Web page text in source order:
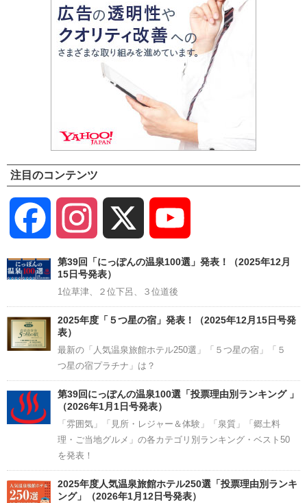
注目のコンテンツ
Facebook Instagram
Channel
第39回「にっぽんの温泉100選」発表！（2025年12月
15日号発表）
1位草津、２位下呂、３位道後
2025年度「５つ星の宿」発表！（2025年12月15日号発
表）
最新の「人気温泉旅館ホテル250選」「５つ星の宿」「５
つ星の宿プラチナ」は？
第39回にっぽんの温泉100選「投票理由別ランキング 」
（2026年1月1日号発表）
「雰囲気」「見所・レジャー＆体験」「泉質」「郷土料
理・ご当地グルメ」の各カテゴリ別ランキング・ベスト50
を発表！
2025年度人気温泉旅館ホテル250選「投票理由別ランキ
ング」（2026年1月12日号発表）